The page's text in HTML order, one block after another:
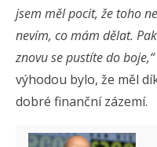
jsem měl pocit, že toho
nevím, co mám dělat.
znovu se pustíte do boje,“
výhodou bylo, že měl
dobré finanční zázemí.